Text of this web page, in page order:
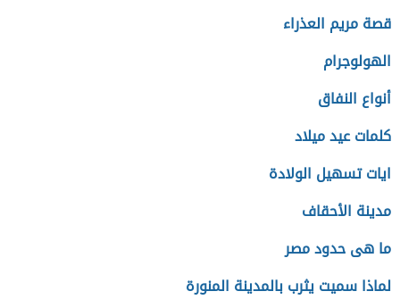
قصة مريم العذراء
الهولوجرام
أنواع النفاق
كلمات عيد ميلاد
ايات تسهيل الولادة
مدينة الأحقاف
ما هى حدود مصر
لماذا سميت يثرب بالمدينة المنورة